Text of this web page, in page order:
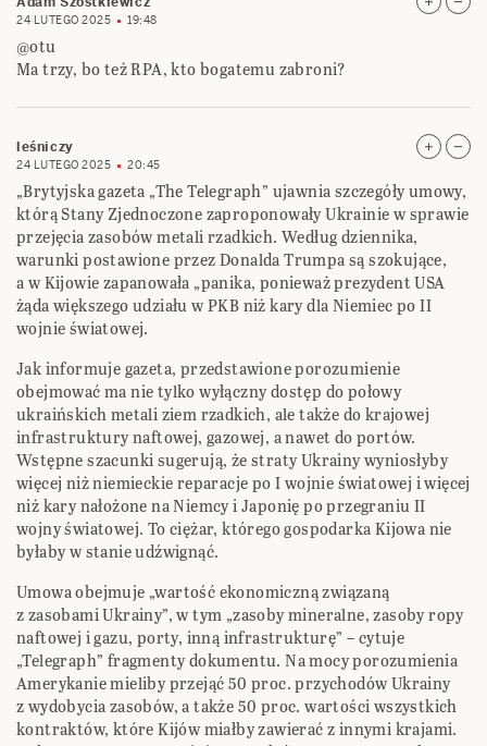
24 LUTEGO 2025 19:48
@otu
Ma trzy, bo też RPA, kto bogatemu zabroni?
leśniczy
24 LUTEGO 2025 20:45
„Brytyjska gazeta „The Telegraph” ujawnia szczegóły umowy,
którą Stany Zjednoczone zaproponowały Ukrainie w sprawie
przejęcia zasobów metali rzadkich. Według dziennika,
warunki postawione przez Donalda Trumpa są szokujące,
a w Kijowie zapanowała „panika, ponieważ prezydent USA
żąda większego udziału w PKB niż kary dla Niemiec po II
wojnie światowej.
Jak informuje gazeta, przedstawione porozumienie
obejmować ma nie tylko wyłączny dostęp do połowy
ukraińskich metali ziem rzadkich, ale także do krajowej
infrastruktury naftowej, gazowej, a nawet do portów.
Wstępne szacunki sugerują, że straty Ukrainy wyniosłyby
więcej niż niemieckie reparacje po I wojnie światowej i więcej
niż kary nałożone na Niemcy i Japonię po przegraniu II
wojny światowej. To ciężar, którego gospodarka Kijowa nie
byłaby w stanie udźwignąć.
Umowa obejmuje „wartość ekonomiczną związaną
z zasobami Ukrainy”, w tym „zasoby mineralne, zasoby ropy
naftowej i gazu, porty, inną infrastrukturę” – cytuje
„Telegraph” fragmenty dokumentu. Na mocy porozumienia
Amerykanie mieliby przejąć 50 proc. przychodów Ukrainy
z wydobycia zasobów, a także 50 proc. wartości wszystkich
kontraktów, które Kijów miałby zawierać z innymi krajami.